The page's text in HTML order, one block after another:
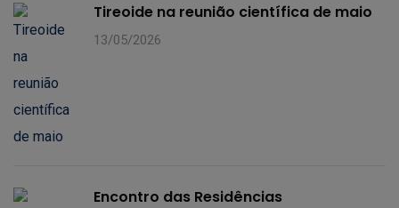
Tireoide na reunião científica de maio
13/05/2026
Encontro das Residências